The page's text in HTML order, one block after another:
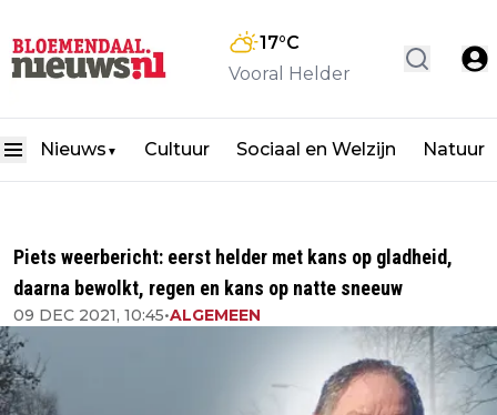
17°C
Vooral Helder
Nieuws ▼ Cultuur Sociaal en Welzijn Natuur
Piets weerbericht: eerst helder met kans op gladheid,
daarna bewolkt, regen en kans op natte sneeuw
09 DEC 2021, 10:45•ALGEMEEN